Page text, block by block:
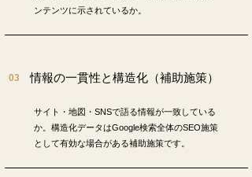
ンテンツに示されているか。​
03 情報の一貫性と構造化（補助施策）
サイト・地図・SNSで語る情報が一致している
か。構造化データはGoogle検索全体のSEO施策
として有効な場合がある補助施策です。